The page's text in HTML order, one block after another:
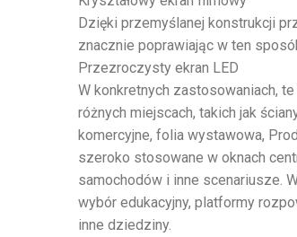
Dzięki przemyślanej konstrukcji
znacznie poprawiając w ten
Przezroczysty ekran LED
W konkretnych zastosowaniach,
różnych miejscach, takich jak
komercyjne, folia wystawowa,
szeroko stosowane w oknach
samochodów i inne scenariusze.
wybór edukacyjny, platformy
inne dziedziny.